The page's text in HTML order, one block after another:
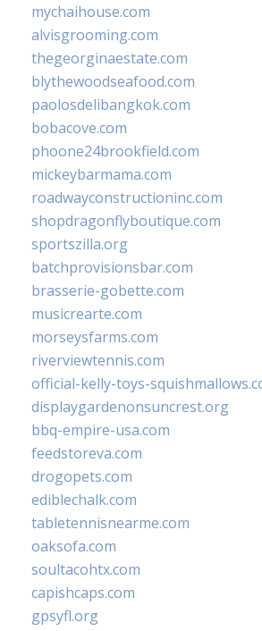
mychaihouse.com
alvisgrooming.com
thegeorginaestate.com
blythewoodseafood.com
paolosdelibangkok.com
bobacove.com
phoone24brookfield.com
mickeybarmama.com
roadwayconstructioninc.com
shopdragonflyboutique.com
sportszilla.org
batchprovisionsbar.com
brasserie-gobette.com
musicrearte.com
morseysfarms.com
riverviewtennis.com
official-kelly-toys-
displaygardenonsuncrest.org
bbq-empire-usa.com
feedstoreva.com
drogopets.com
ediblechalk.com
tabletennisnearme.com
oaksofa.com
soultacohtx.com
capishcaps.com
gpsyfl.org